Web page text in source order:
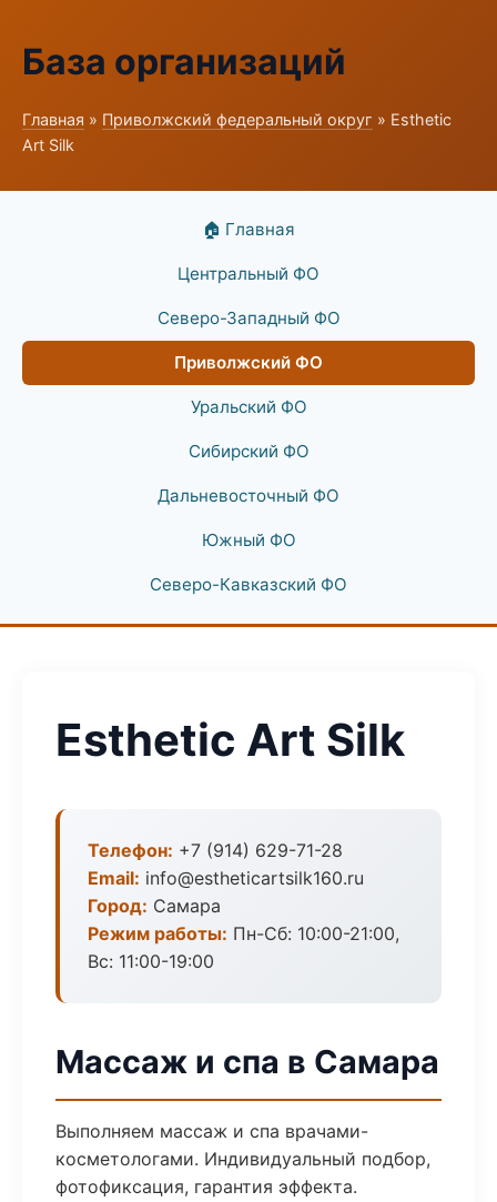
База организаций
Главная » Приволжский федеральный округ » Esthetic
Art Silk
🏠 Главная
Центральный ФО
Северо-Западный ФО
Приволжский ФО
Уральский ФО
Сибирский ФО
Дальневосточный ФО
Южный ФО
Северо-Кавказский ФО
Esthetic Art Silk
Телефон: +7 (914) 629-71-28
Email: info@estheticartsilk160.ru
Город: Самара
Режим работы: Пн-Сб: 10:00-21:00,
Вс: 11:00-19:00
Массаж и спа в Самара
Выполняем массаж и спа врачами-
косметологами. Индивидуальный подбор,
фотофиксация, гарантия эффекта.